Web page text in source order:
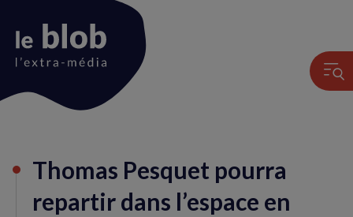
du
Thomas Pesquet pourra
repartir dans l’espace en